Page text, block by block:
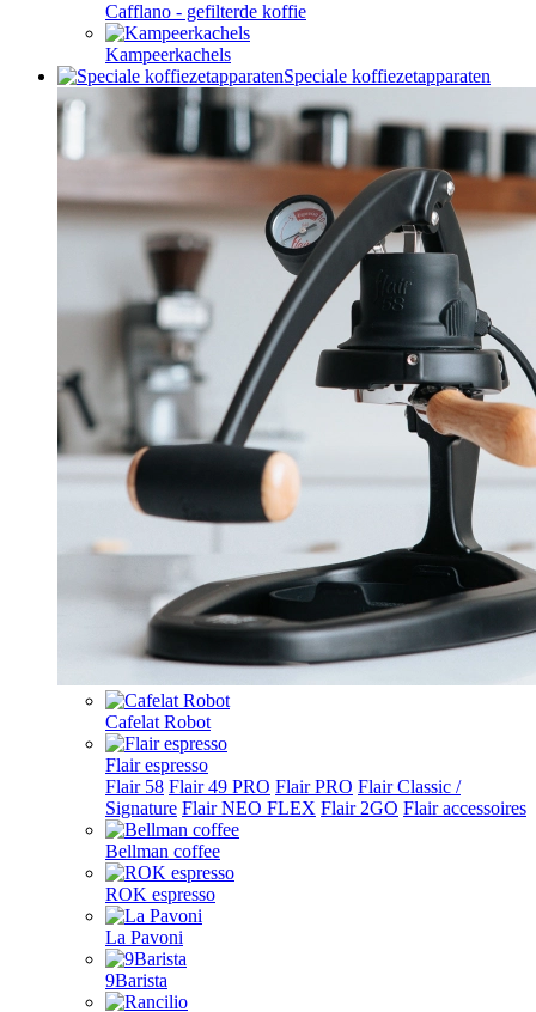
Cafflano - gefilterde koffie
Kampeerkachels
Speciale koffiezetapparaten
Cafelat Robot
Flair espresso
Flair 58 Flair 49 PRO Flair PRO Flair Classic /
Signature Flair NEO FLEX Flair 2GO Flair accessoires
Bellman coffee
ROK espresso
La Pavoni
9Barista